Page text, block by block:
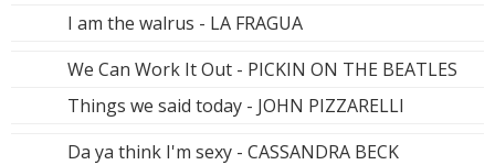
I am the walrus - LA FRAGUA
We Can Work It Out - PICKIN ON THE BEATLES
Things we said today - JOHN PIZZARELLI
Da ya think I'm sexy - CASSANDRA BECK